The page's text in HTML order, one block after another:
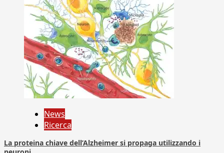
News
Ricerca
La proteina chiave dell’Alzheimer si propaga utilizzando i